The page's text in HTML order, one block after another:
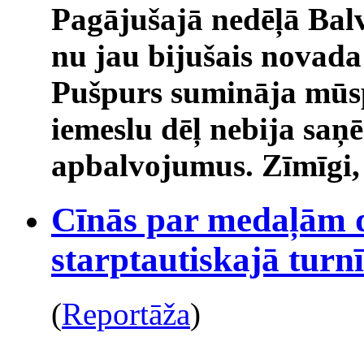
Pagājušajā nedēļā
nu jau bijušais
Pušpurs sumināja
iemeslu dēļ nebija
apbalvojumus.
Cīnās par medaļām
starptautiskajā
(Reportāža)